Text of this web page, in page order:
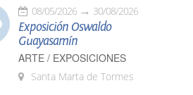
08/05/2026 30/08/2026
Exposición Oswaldo
Guayasamín
ARTE / EXPOSICIONES
Santa Marta de Tormes